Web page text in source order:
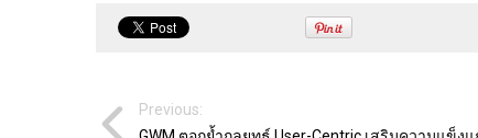
Previous: